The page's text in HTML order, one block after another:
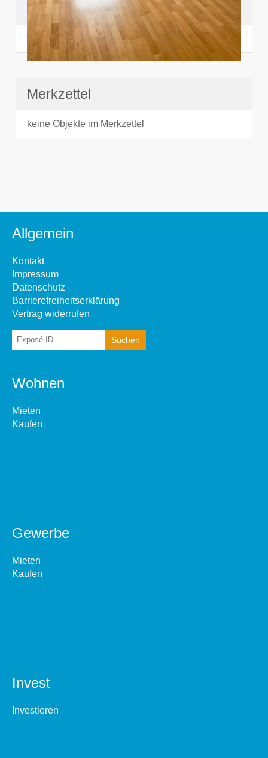
Suchhistorie
noch nichts angesehen
Merkzettel
keine Objekte im Merkzettel
Allgemein
Kontakt
Impressum
Datenschutz
Barrierefreiheitserklärung
Vertrag widerrufen
Wohnen
Mieten
Kaufen
Gewerbe
Mieten
Kaufen
Invest
Investieren